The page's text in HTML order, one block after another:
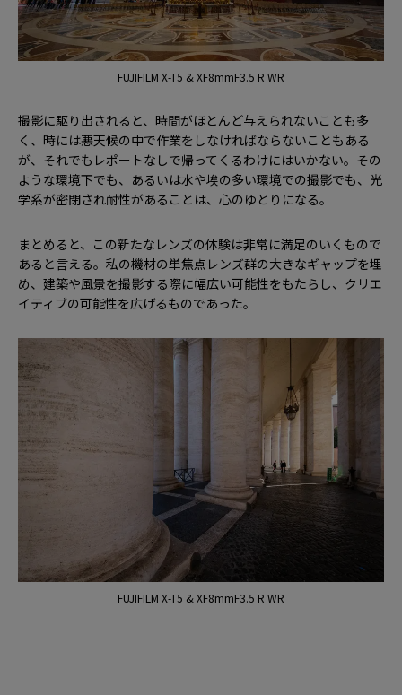
FUJIFILM X-T5 & XF8mmF3.5 R WR
撮影に駆り出されると、時間がほとんど与えられないことも多
く、時には悪天候の中で作業をしなければならないこともある
が、それでもレポートなしで帰ってくるわけにはいかない。その
ような環境下でも、あるいは水や埃の多い環境での撮影でも、光
学系が密閉され耐性があることは、心のゆとりになる。
まとめると、この新たなレンズの体験は非常に満足のいくもので
あると言える。私の機材の単焦点レンズ群の大きなギャップを埋
め、建築や風景を撮影する際に幅広い可能性をもたらし、クリエ
イティブの可能性を広げるものであった。
FUJIFILM X-T5 & XF8mmF3.5 R WR